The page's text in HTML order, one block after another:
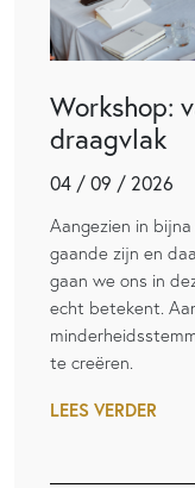
Workshop:
draagvlak
04 / 09 / 2026
Aangezien in
gaande zijn en
gaan we ons in
echt betekent.
te creëren.
LEES VERDER